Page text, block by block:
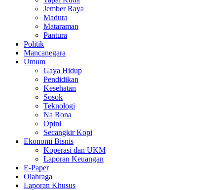
Jember Raya
Madura
Mataraman
Pantura
Politik
Mancanegara
Umum
Gaya Hidup
Pendidikan
Kesehatan
Sosok
Teknologi
Na Rona
Opini
Secangkir Kopi
Ekonomi Bisnis
Koperasi dan UKM
Laporan Keuangan
E-Paper
Olahraga
Laporan Khusus